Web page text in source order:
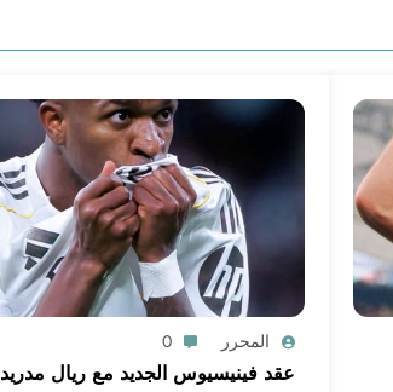
المحرر 0
عقد فينيسيوس الجديد مع ريال مدريد